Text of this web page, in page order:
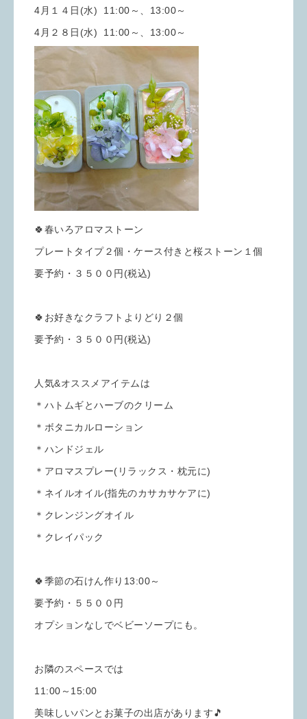
4月１４日(水) 11:00～、13:00～
4月２８日(水) 11:00～、13:00～
🍀春いろアロマストーン
プレートタイプ２個・ケース付きと桜ストーン１個
要予約・３５００円(税込)
🍀お好きなクラフトよりどり２個
要予約・３５００円(税込)
人気&オススメアイテムは
＊ハトムギとハーブのクリーム
＊ボタニカルローション
＊ハンドジェル
＊アロマスプレー(リラックス・枕元に)
＊ネイルオイル(指先のカサカサケアに)
＊クレンジングオイル
＊クレイパック
🍀季節の石けん作り13:00～
要予約・５５００円
オプションなしでベビーソープにも。
お隣のスペースでは
11:00～15:00
美味しいパンとお菓子の出店があります🎵